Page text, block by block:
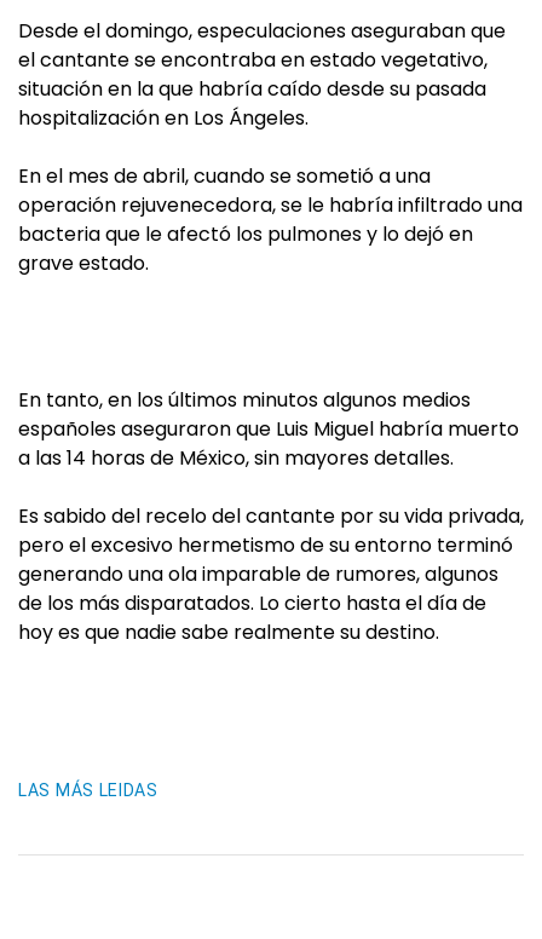
Desde el domingo, especulaciones aseguraban que
el cantante se encontraba en estado vegetativo,
situación en la que habría caído desde su pasada
hospitalización en Los Ángeles.
En el mes de abril, cuando se sometió a una
operación rejuvenecedora, se le habría infiltrado una
bacteria que le afectó los pulmones y lo dejó en
grave estado.
En tanto, en los últimos minutos algunos medios
españoles aseguraron que Luis Miguel habría muerto
a las 14 horas de México, sin mayores detalles.
Es sabido del recelo del cantante por su vida privada,
pero el excesivo hermetismo de su entorno terminó
generando una ola imparable de rumores, algunos
de los más disparatados. Lo cierto hasta el día de
hoy es que nadie sabe realmente su destino.
LAS MÁS LEIDAS